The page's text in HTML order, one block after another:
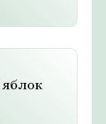
яблок